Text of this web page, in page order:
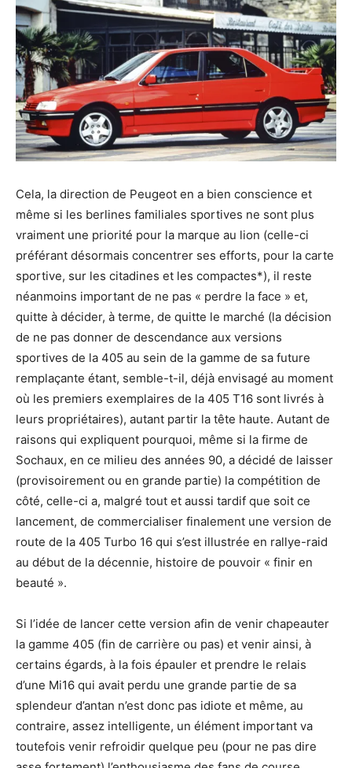
Cela, la direction de Peugeot en a bien conscience et
même si les berlines familiales sportives ne sont plus
vraiment une priorité pour la marque au lion (celle-ci
préférant désormais concentrer ses efforts, pour la carte
sportive, sur les citadines et les compactes*), il reste
néanmoins important de ne pas « perdre la face » et,
quitte à décider, à terme, de quitte le marché (la décision
de ne pas donner de descendance aux versions
sportives de la 405 au sein de la gamme de sa future
remplaçante étant, semble-t-il, déjà envisagé au moment
où les premiers exemplaires de la 405 T16 sont livrés à
leurs propriétaires), autant partir la tête haute. Autant de
raisons qui expliquent pourquoi, même si la firme de
Sochaux, en ce milieu des années 90, a décidé de laisser
(provisoirement ou en grande partie) la compétition de
côté, celle-ci a, malgré tout et aussi tardif que soit ce
lancement, de commercialiser finalement une version de
route de la 405 Turbo 16 qui s’est illustrée en rallye-raid
au début de la décennie, histoire de pouvoir « finir en
beauté ».
Si l’idée de lancer cette version afin de venir chapeauter
la gamme 405 (fin de carrière ou pas) et venir ainsi, à
certains égards, à la fois épauler et prendre le relais
d’une Mi16 qui avait perdu une grande partie de sa
splendeur d’antan n’est donc pas idiote et même, au
contraire, assez intelligente, un élément important va
toutefois venir refroidir quelque peu (pour ne pas dire